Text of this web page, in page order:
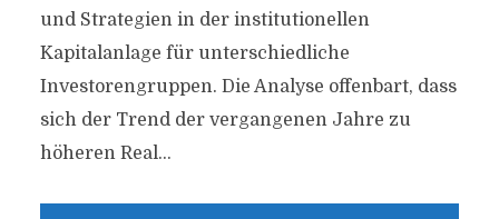
und Strategien in der institutionellen
Kapitalanlage für unterschiedliche
Investorengruppen. Die Analyse offenbart, dass
sich der Trend der vergangenen Jahre zu
höheren Real...